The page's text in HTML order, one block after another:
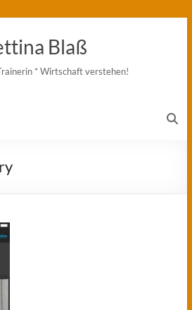
Blaß
* Wirtschaft verstehen!